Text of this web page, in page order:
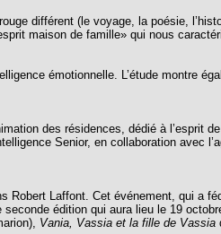
différent (le voyage, la poésie,
maison de famille» qui nous
émotionnelle. L’étude montre
des résidences, dédié à l’esprit
Senior, en collaboration avec
Robert Laffont. Cet événement, qui a
édition qui aura lieu le 19
Vania, Vassia et la fille de Vassia